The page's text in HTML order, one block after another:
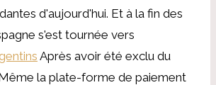
d'aujourd'hui. Et à la fin des
s'est tournée vers
Après avoir été exclu du
la plate-forme de paiement